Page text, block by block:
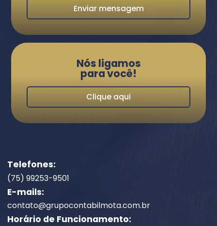
Enviar mensagem
Nós ligamos
para você!
Clique aqui
Telefones:
(75) 99253-9501
E-mails:
contato@grupocontabilmota.com.br
Horário de Funcionamento: